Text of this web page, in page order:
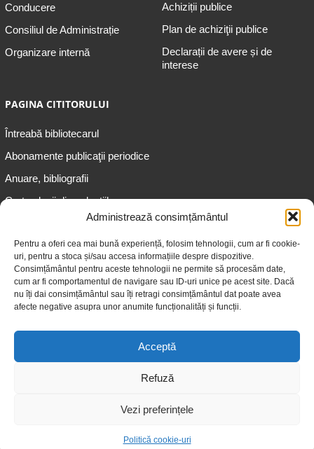
Administrează consimțământul
Pentru a oferi cea mai bună experiență, folosim tehnologii, cum ar fi cookie-
uri, pentru a stoca și/sau accesa informațiile despre dispozitive.
Consimțământul pentru aceste tehnologii ne permite să procesăm date,
cum ar fi comportamentul de navigare sau ID-uri unice pe acest site. Dacă
nu îți dai consimțământul sau îți retragi consimțământul dat poate avea
afecte negative asupra unor anumite funcționalități și funcții.
Acceptă
Refuză
Vezi preferințele
Politică cookie-uri
Conducere
Consiliul de Administrație
Organizare internă
Achiziții publice
Plan de achiziţii publice
Declarații de avere și de
interese
PAGINA CITITORULUI
Întreabă bibliotecarul
Abonamente publicaţii periodice
Anuare, bibliografii
Cartea lunii din colecțiile
Informații pentru adolescenți
Informații pentru adulți
Informații pentru seniori
© 2026 Biblioteca Judeţeană „Gheorghe Asachi” Iaşi